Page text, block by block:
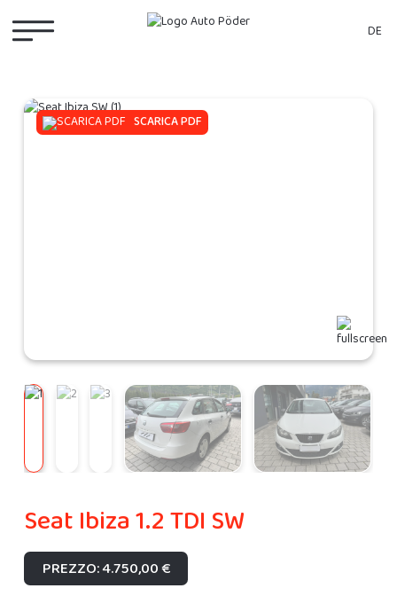
SCARICA PDF
Seat Ibiza 1.2 TDI SW
PREZZO: 4.750,00 €
DE